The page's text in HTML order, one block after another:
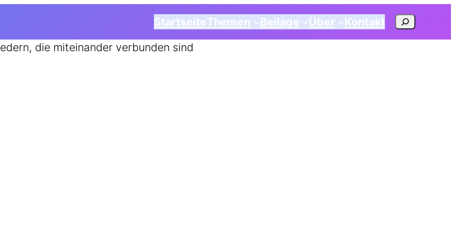
StartseiteThemen Beilage Über Kontakt Suchen